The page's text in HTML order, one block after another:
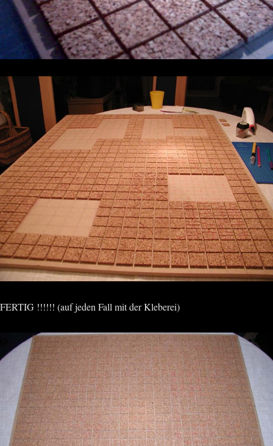
FERTIG !!!!!! (auf jeden Fall mit der Kleberei)